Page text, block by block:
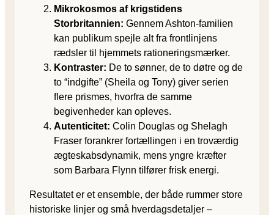
Mikrokosmos af krigstidens
Storbritannien: Gennem Ashton-familien
kan publikum spejle alt fra frontlinjens
rædsler til hjemmets rationeringsmærker.
Kontraster: De to sønner, de to døtre og de
to “indgifte” (Sheila og Tony) giver serien
flere prismes, hvorfra de samme
begivenheder kan opleves.
Autenticitet: Colin Douglas og Shelagh
Fraser forankrer fortællingen i en troværdig
ægteskabsdynamik, mens yngre kræfter
som Barbara Flynn tilfører frisk energi.
Resultatet er et ensemble, der både rummer store
historiske linjer og små hverdagsdetaljer –